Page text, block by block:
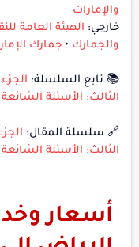
والإمارات
خارجي: الهيئة العامة
والجمارك • جمارك
📚 تابع السلسلة:
الثالث: الأسئلة الشائعة
🔗 سلسلة المقال:
الثالث: الأسئلة الشائعة
أسعار